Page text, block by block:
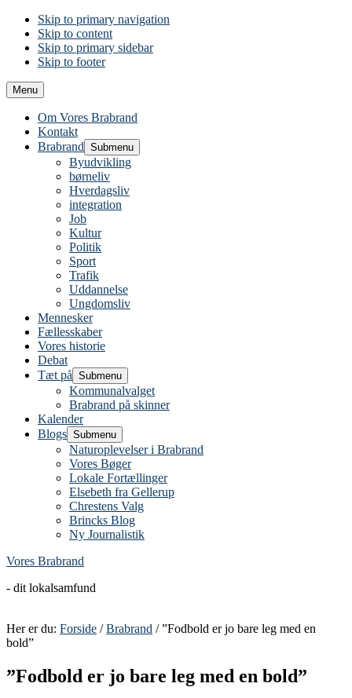
Skip to primary navigation
Skip to content
Skip to primary sidebar
Skip to footer
Menu
Om Vores Brabrand
Kontakt
Brabrand Submenu
Byudvikling
børneliv
Hverdagsliv
integration
Job
Kultur
Politik
Sport
Trafik
Uddannelse
Ungdomsliv
Mennesker
Fællesskaber
Vores historie
Debat
Tæt på Submenu
Kommunalvalget
Brabrand på skinner
Kalender
Blogs Submenu
Naturoplevelser i Brabrand
Vores Bøger
Lokale Fortællinger
Elsebeth fra Gellerup
Chrestens Valg
Brincks Blog
Ny Journalistik
Vores Brabrand
- dit lokalsamfund
Her er du: Forside /Brabrand / ”Fodbold er jo bare leg med en
bold”
”Fodbold er jo bare leg med en bold”